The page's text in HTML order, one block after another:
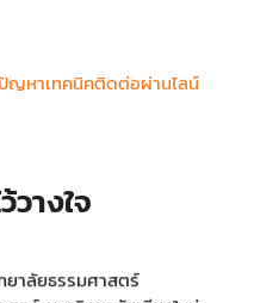
หาเทคนิคติดต่อผ่านไลน์
างใจ
หาชน)
าสารคาม
าลัยธรรมศาสตร์
ร์ มหาวิทยาลัยเชียงใหม่